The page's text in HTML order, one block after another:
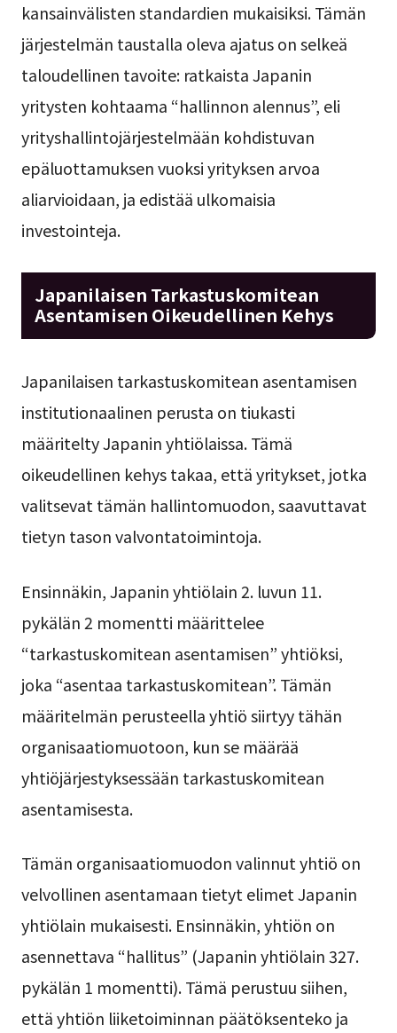
kansainvälisten standardien mukaisiksi. Tämän
järjestelmän taustalla oleva ajatus on selkeä
taloudellinen tavoite: ratkaista Japanin
yritysten kohtaama “hallinnon alennus”, eli
yrityshallintojärjestelmään kohdistuvan
epäluottamuksen vuoksi yrityksen arvoa
aliarvioidaan, ja edistää ulkomaisia
investointeja.
Japanilaisen Tarkastuskomitean
Asentamisen Oikeudellinen Kehys
Japanilaisen tarkastuskomitean asentamisen
institutionaalinen perusta on tiukasti
määritelty Japanin yhtiölaissa. Tämä
oikeudellinen kehys takaa, että yritykset, jotka
valitsevat tämän hallintomuodon, saavuttavat
tietyn tason valvontatoimintoja.
Ensinnäkin, Japanin yhtiölain 2. luvun 11.
pykälän 2 momentti määrittelee
“tarkastuskomitean asentamisen” yhtiöksi,
joka “asentaa tarkastuskomitean”. Tämän
määritelmän perusteella yhtiö siirtyy tähän
organisaatiomuotoon, kun se määrää
yhtiöjärjestyksessään tarkastuskomitean
asentamisesta.
Tämän organisaatiomuodon valinnut yhtiö on
velvollinen asentamaan tietyt elimet Japanin
yhtiölain mukaisesti. Ensinnäkin, yhtiön on
asennettava “hallitus” (Japanin yhtiölain 327.
pykälän 1 momentti). Tämä perustuu siihen,
että yhtiön liiketoiminnan päätöksenteko ja